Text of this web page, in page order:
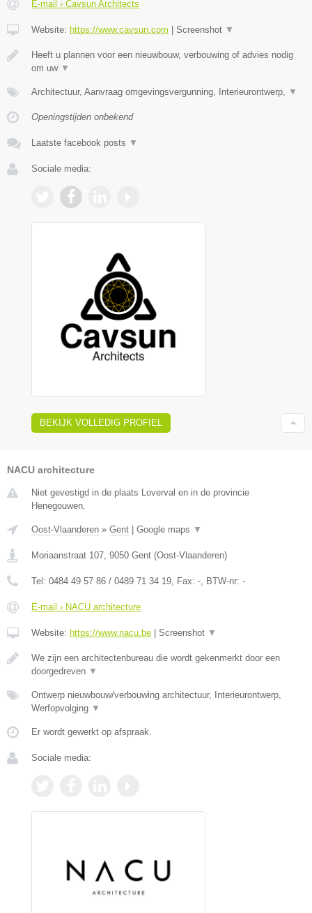
E-mail › Cavsun Architects
Website: https://www.cavsun.com Screenshot ▼
Heeft u plannen voor een nieuwbouw, verbouwing of advies nodig
om uw ▼
Architectuur, Aanvraag omgevingsvergunning, Interieurontwerp, ▼
Openingstijden onbekend
Laatste facebook posts ▼
Sociale media:
BEKIJK VOLLEDIG PROFIEL
NACU architecture
Niet gevestigd in de plaats Loverval en in de provincie
Henegouwen.
Oost-Vlaanderen » Gent Google maps ▼
Moriaanstraat 107 9050 Gent (Oost-Vlaanderen)
Tel: 0484 49 57 86 / 0489 71 34 19 , Fax: - , BTW-nr: -
E-mail › NACU architecture
Website: https://www.nacu.be Screenshot ▼
We zijn een architectenbureau die wordt gekenmerkt door een
doorgedreven ▼
Ontwerp nieuwbouw/verbouwing architectuur, Interieurontwerp,
Werfopvolging ▼
Er wordt gewerkt op afspraak.
Sociale media: